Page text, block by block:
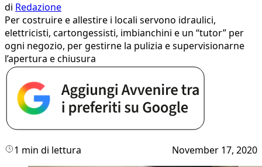
di Redazione
Per costruire e allestire i locali servono idraulici,
elettricisti, cartongessisti, imbianchini e un “tutor” per
ogni negozio, per gestirne la pulizia e supervisionarne
l’apertura e chiusura
1 min di lettura November 17, 2020